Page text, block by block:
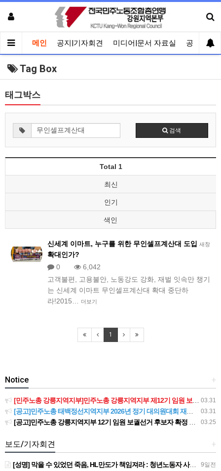
메인 공지|기자회견 미디어|문서 자료실 공유게시
Tag Box
태그박스
검색
Total 1
최신
인기
색인
새창
신세계 이마트, 누구를 위한 무인셀프계산대 도입
확대인가?
0
6,042
고객불편, 고용불안, 노동강도 강화, 재벌 잇속만 챙기
는 신세계 이마트 무인셀프계산대 확대 중단하
라!2015…
더보기
1
+
Notice
03.31
[민주노총 강릉지역지부]민주노총 강릉지역지부 제12기 임원 보궐선거결과 공고
03.31
[공고]민주노총 태백정선지역지부 2026년 정기 대의원대회 재소집 건
03.25
[공고]민주노총 강릉지역지부 12기 임원 보궐선거 후보자 확정 공고
+
보도/기자회견
9일전
[성명] 막을 수 있었던 죽음, HL만도가 책임져라 : 청년노동자 사망사고의 철저한 진상규명과 재발방지 대책 마련하라